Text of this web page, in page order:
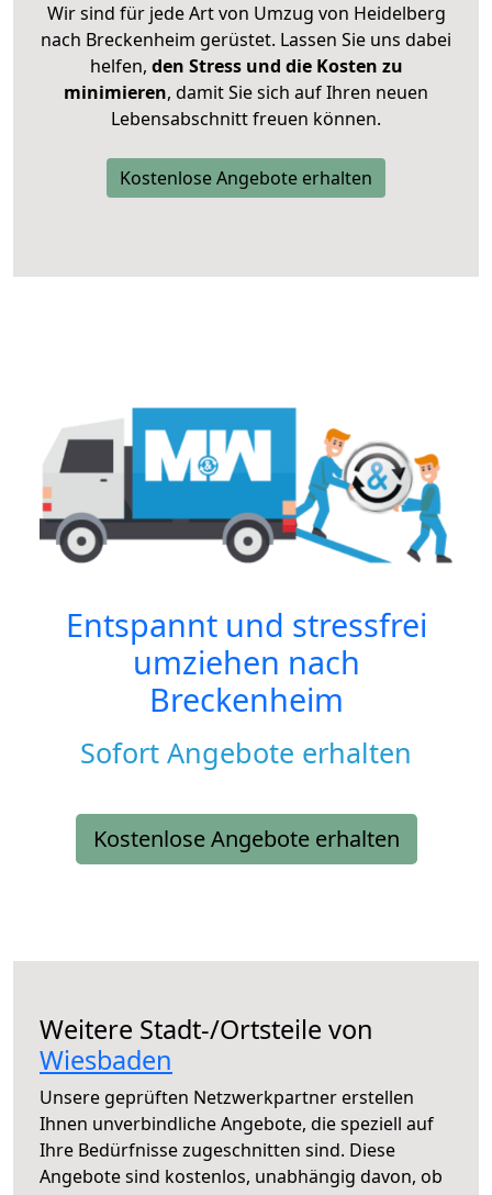
Wir sind für jede Art von Umzug von Heidelberg
nach Breckenheim gerüstet. Lassen Sie uns dabei
helfen, den Stress und die Kosten zu
minimieren, damit Sie sich auf Ihren neuen
Lebensabschnitt freuen können.
Kostenlose Angebote erhalten
Entspannt und stressfrei
umziehen nach
Breckenheim
Sofort Angebote erhalten
Kostenlose Angebote erhalten
Weitere Stadt-/Ortsteile von
Wiesbaden
Unsere geprüften Netzwerkpartner erstellen
Ihnen unverbindliche Angebote, die speziell auf
Ihre Bedürfnisse zugeschnitten sind. Diese
Angebote sind kostenlos, unabhängig davon, ob